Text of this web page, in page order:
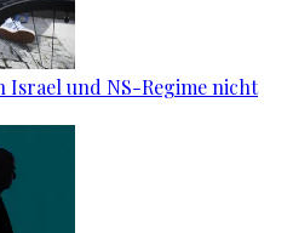
Is­ra­el und NS-Re­gime nicht